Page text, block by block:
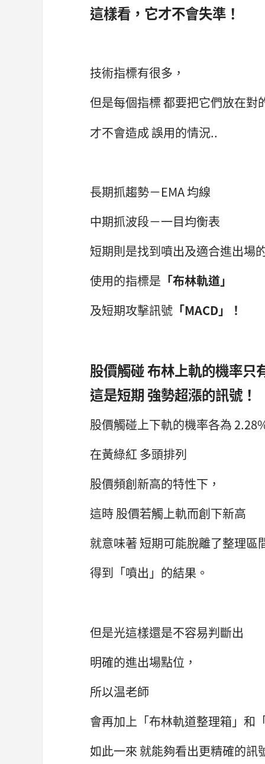
這樣看，它才不會失準！
技術指標有很多，
但是每個指標 都要把它們放在對
才不會造成 誤用的情況..
長期抓趨勢－EMA 均線
中期抓波段－一目均衡表
短期則是找到噴出及適合進出場
使用的指標是 「布林軌道」
及短期攻擊訊號 「MACD」！
股價觸碰 布林上軌的機率只
這是短期 強勢超漲的訊號！
股價觸碰上下軌的機率各為
在黃綠紅 多頭排列
股價頻創新高的特性下，
這時 股價若觸上軌而創下新高
就意味著 短期可能脫離了整理區
得到「噴出」的結果。
但是光這樣還是不容易判斷出
明確的進出場點位，
所以温老師
會再加上「布林軌道整理箱」和
如此一來 就能夠看出更精確的訊